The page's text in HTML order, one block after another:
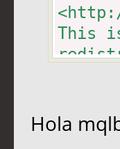
This
Home:
Hola